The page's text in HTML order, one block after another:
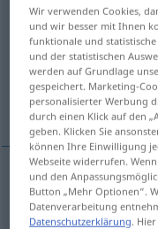
friedlich
Übersicht aller
(Für mehr Details die
míren
míren friedlich
Wir verwenden Cookies,
und wir besser mit Ihnen
funktionale und
und der statistischen
werden auf Grundlage
gespeichert. Marketing-
personalisierter Werbung
durch einen Klick auf den
geben. Klicken Sie
können Ihre Einwilligung
Webseite widerrufen.
und den
Button „Mehr Optionen“.
Datenverarbeitung
Datenschutzerklärung.